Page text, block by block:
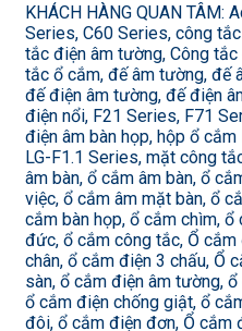
KHÁCH HÀNG QUAN TÂM:
Series, C60 Series, công
tắc điện âm tường, Công
tắc ổ cắm, đế âm tường, đế
đế điện âm tường, đế điện
điện nổi, F21 Series, F71
điện âm bàn họp, hộp ổ
LG-F1.1 Series, mặt công
âm bàn, ổ cắm âm bàn, ổ
việc, ổ cắm âm mặt bàn, ổ
cắm bàn họp, ổ cắm chìm, ổ
đức, ổ cắm công tắc, Ổ cắm
chân, ổ cắm điện 3 chấu, Ổ
sàn, ổ cắm điện âm tường,
ổ cắm điện chống giật, ổ
đôi, ổ cắm điện đơn, Ổ cắm